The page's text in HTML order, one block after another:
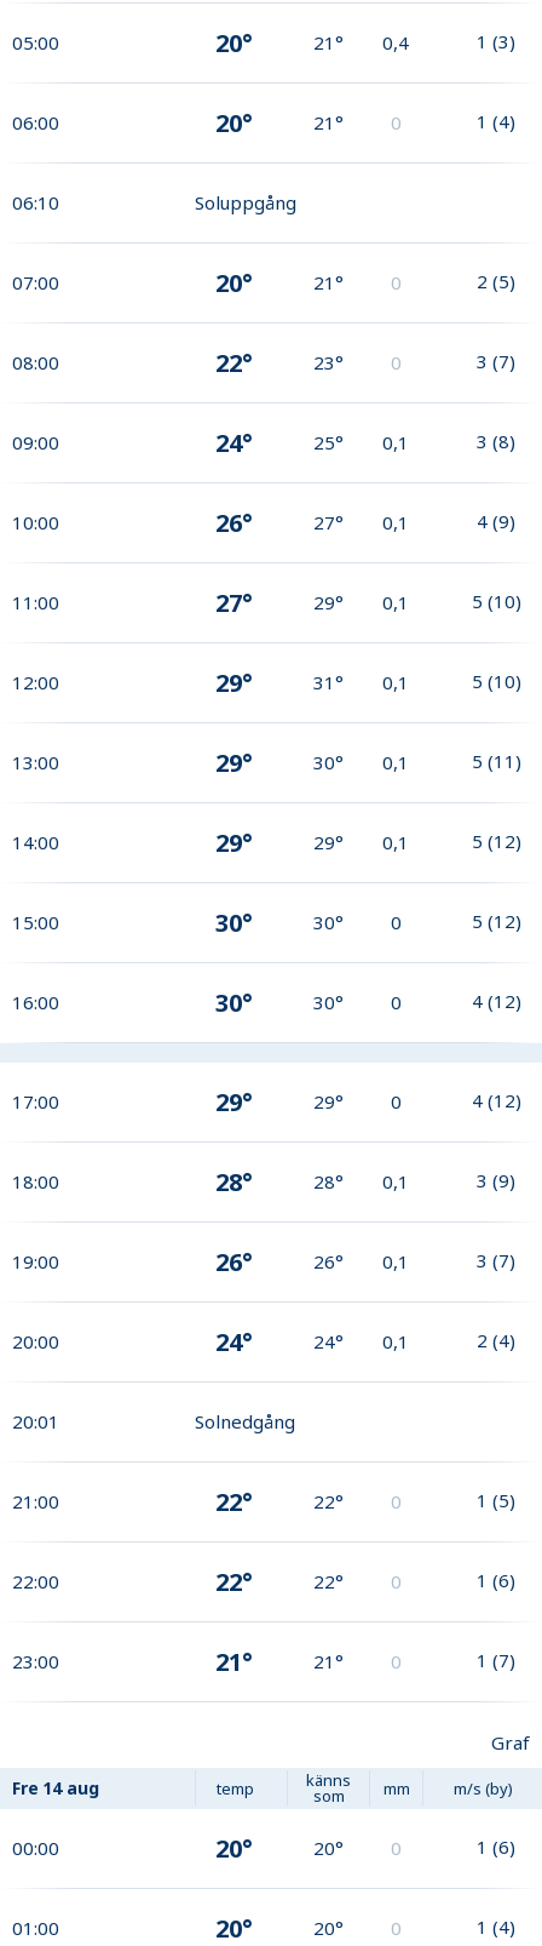
05:00 20° 21° 0,4 1 (3)
06:00 20° 21° 0 1 (4)
06:10 Soluppgång
07:00 20° 21° 0 2 (5)
08:00 22° 23° 0 3 (7)
09:00 24° 25° 0,1 3 (8)
10:00 26° 27° 0,1 4 (9)
11:00 27° 29° 0,1 5 (10)
12:00 29° 31° 0,1 5 (10)
13:00 29° 30° 0,1 5 (11)
14:00 29° 29° 0,1 5 (12)
15:00 30° 30° 0 5 (12)
16:00 30° 30° 0 4 (12)
17:00 29° 29° 0 4 (12)
18:00 28° 28° 0,1 3 (9)
19:00 26° 26° 0,1 3 (7)
20:00 24° 24° 0,1 2 (4)
20:01 Solnedgång
21:00 22° 22° 0 1 (5)
22:00 22° 22° 0 1 (6)
23:00 21° 21° 0 1 (7)
Graf
Fre 14 aug temp känns
som mm m/s (by)
00:00 20° 20° 0 1 (6)
01:00 20° 20° 0 1 (4)